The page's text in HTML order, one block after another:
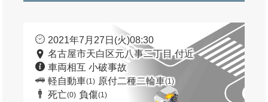
2021年7月27日(火)08:30
名古屋市天白区元八事二丁目 付近
車両相互 小破事故
軽自動車(1) 原付二種二輪車(1)
死亡(0) 負傷(1)